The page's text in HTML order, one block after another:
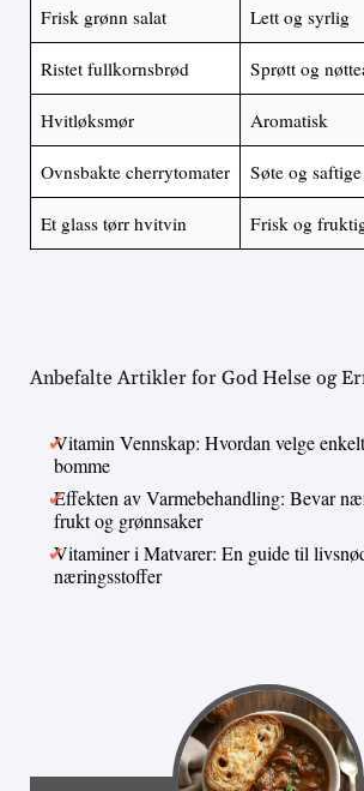
Frisk grønn salat Lett og syrlig
Ristet fullkornsbrød Sprøtt og
Hvitløksmør Aromatisk
Ovnsbakte cherrytomater Søte og saftige
Et glass tørr hvitvin Frisk og
Anbefalte Artikler for God Helse og
Vitamin Vennskap: Hvordan velge
bomme
Effekten av Varmebehandling: Bevar
frukt og grønnsaker
Vitaminer i Matvarer: En guide til
næringsstoffer